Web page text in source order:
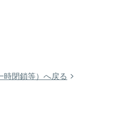
時閉鎖等）へ戻る